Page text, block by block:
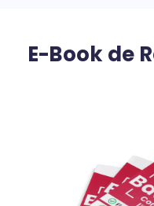
E-Book de